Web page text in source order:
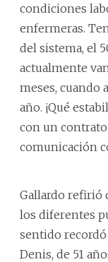
condiciones
enfermeras.
del sistema, el
actualmente
meses, cuando
año. ¡Qué
con un contrato
comunicación
Gallardo refirió
los diferentes
sentido recordó
Denis, de 51